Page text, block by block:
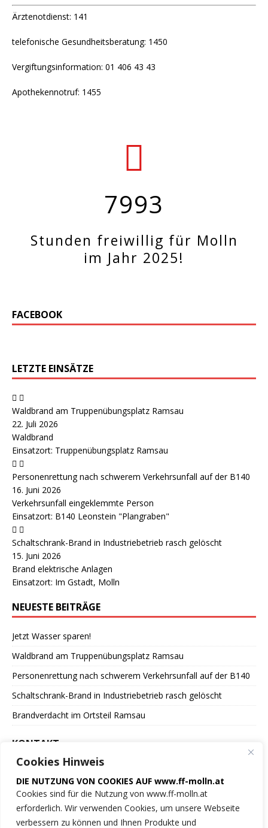
Cookies Hinweis
DIE NUTZUNG VON COOKIES AUF www.ff-molln.at
Cookies sind für die Nutzung von www.ff-molln.at
erforderlich. Wir verwenden Cookies, um unsere Webseite
verbessern zu können und Ihnen Produkte und
Ärztenotdienst: 141
telefonische Gesundheitsberatung: 1450
Vergiftungsinformation: 01 406 43 43
Apothekennotruf: 1455
7993
Stunden freiwillig für Molln
im Jahr 2025!
FACEBOOK
LETZTE EINSÄTZE
Waldbrand am Truppenübungsplatz Ramsau
22. Juli 2026
Waldbrand
Einsatzort: Truppenübungsplatz Ramsau
Personenrettung nach schwerem Verkehrsunfall auf der B140
16. Juni 2026
Verkehrsunfall eingeklemmte Person
Einsatzort: B140 Leonstein "Plangraben"
Schaltschrank-Brand in Industriebetrieb rasch gelöscht
15. Juni 2026
Brand elektrische Anlagen
Einsatzort: Im Gstadt, Molln
NEUESTE BEITRÄGE
Jetzt Wasser sparen!
Waldbrand am Truppenübungsplatz Ramsau
Personenrettung nach schwerem Verkehrsunfall auf der B140
Schaltschrank-Brand in Industriebetrieb rasch gelöscht
Brandverdacht im Ortsteil Ramsau
KONTAKT
der Marktgemeinde Molln
Feuerwehrstrasse 1